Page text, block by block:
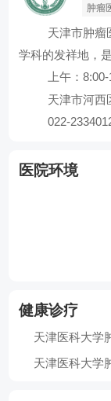
导航地址
肿瘤
天津市肿瘤
学科的发祥地，
上午：8:00-12:00
天津市河西
022-
医院环境
健康诊疗
天津医科大学